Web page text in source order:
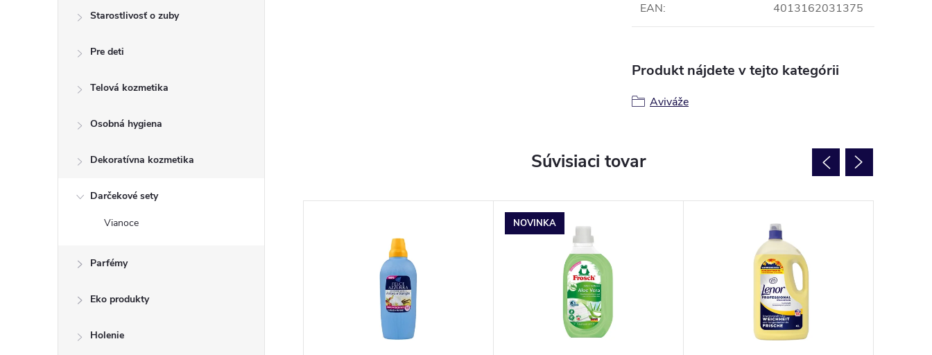
Starostlivosť o zuby
Pre deti
Telová kozmetika
Osobná hygiena
Dekoratívna kozmetika
Darčekové sety
Vianoce
Parfémy
Eko produkty
Holenie
EAN: 4013162031375
Produkt nájdete v tejto kategórii
Aviváže
Súvisiaci tovar
NOVINKA NOVINKA